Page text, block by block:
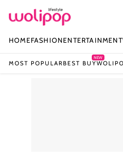
HOMEFASHIONENTERTAINMENT
MOST POPULAR BEST BUY
NEW